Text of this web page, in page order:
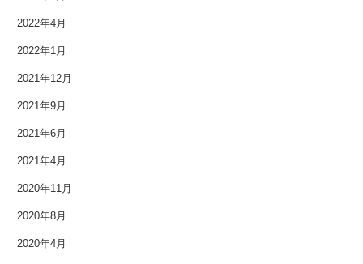
2022年4月
2022年1月
2021年12月
2021年9月
2021年6月
2021年4月
2020年11月
2020年8月
2020年4月